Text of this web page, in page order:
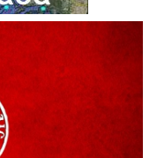
ΠΡΩΤΕΑ
Ταξιάρχη προς κ.